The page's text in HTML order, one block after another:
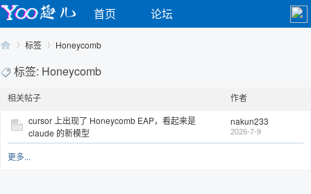
首页 论坛
Yo›
标签 Honeycomb
标签: Honeycomb
相关帖子
作者
cursor 上出现了 Honeycomb EAP，看起来是
claude 的新模型
nakun233
2026-7-9
更多...